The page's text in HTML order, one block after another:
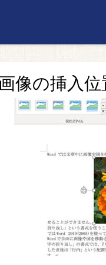
像の挿入